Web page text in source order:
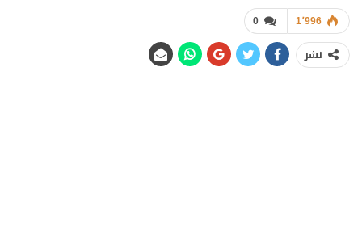
0 1٬996
نشر